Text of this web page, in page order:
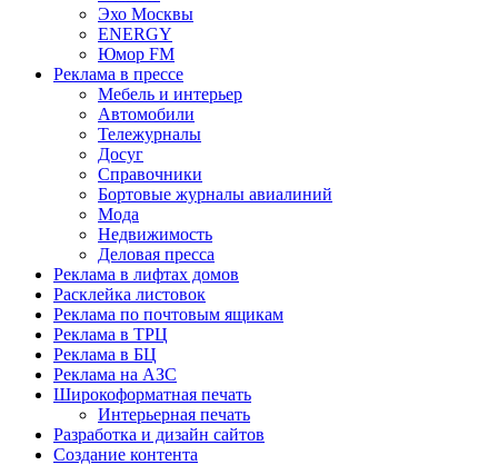
Эхо Москвы
ENERGY
Юмор FM
Реклама в прессе
Мебель и интерьер
Автомобили
Тележурналы
Досуг
Справочники
Бортовые журналы авиалиний
Мода
Недвижимость
Деловая пресса
Реклама в лифтах домов
Расклейка листовок
Реклама по почтовым ящикам
Реклама в ТРЦ
Реклама в БЦ
Реклама на АЗС
Широкоформатная печать
Интерьерная печать
Разработка и дизайн сайтов
Создание контента